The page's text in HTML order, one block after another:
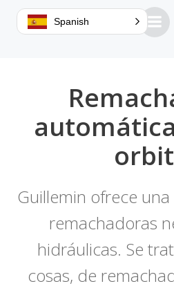
al
Guillemin ofrece
remachadoras
hidráulicas. Se
cosas, de
Spanish